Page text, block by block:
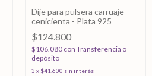
Dije para pulsera carruaje
cenicienta - Plata 925
$124.800
$106.080 con Transferencia o
depósito
3 x $41.600 sin interés